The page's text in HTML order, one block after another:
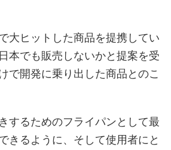
大ヒットした商品を提携してい
本でも販売しないかと提案を受
で開発に乗り出した商品とのこ
するためのフライパンとして最
きるように、そして使用者にと